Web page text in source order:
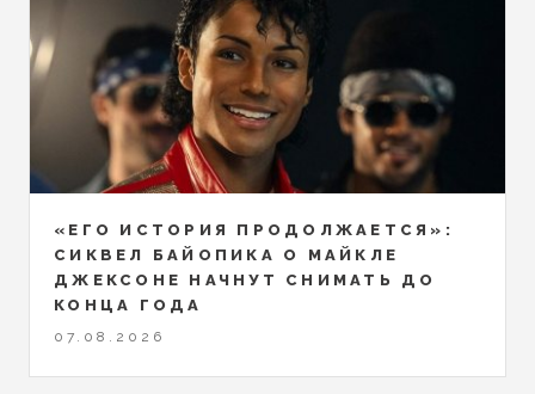
«ЕГО ИСТОРИЯ ПРОДОЛЖАЕТСЯ»:
СИКВЕЛ БАЙОПИКА О МАЙКЛЕ
ДЖЕКСОНЕ НАЧНУТ СНИМАТЬ ДО
КОНЦА ГОДА
07.08.2026